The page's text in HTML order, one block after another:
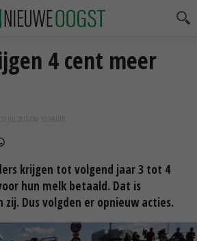
4 cent meer
31 JUL 2015 OM 10:59
krijgen tot volgend jaar 3 tot 4
hun melk betaald. Dat is
zij. Dus volgden er opnieuw acties.